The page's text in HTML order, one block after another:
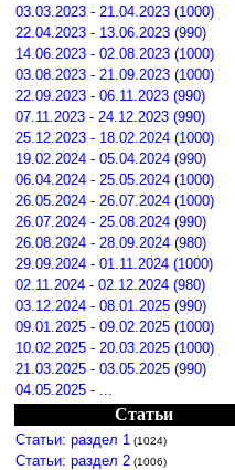
03.03.2023 - 21.04.2023 (1000)
22.04.2023 - 13.06.2023 (990)
14.06.2023 - 02.08.2023 (1000)
03.08.2023 - 21.09.2023 (1000)
22.09.2023 - 06.11.2023 (990)
07.11.2023 - 24.12.2023 (990)
25.12.2023 - 18.02.2024 (1000)
19.02.2024 - 05.04.2024 (990)
06.04.2024 - 25.05.2024 (1000)
26.05.2024 - 26.07.2024 (1000)
26.07.2024 - 25.08.2024 (990)
26.08.2024 - 28.09.2024 (980)
29.09.2024 - 01.11.2024 (1000)
02.11.2024 - 02.12.2024 (980)
03.12.2024 - 08.01.2025 (990)
09.01.2025 - 09.02.2025 (1000)
10.02.2025 - 20.03.2025 (1000)
21.03.2025 - 03.05.2025 (990)
04.05.2025 - ...
Статьи
Статьи: раздел 1 (1024)
Статьи: раздел 2 (1006)